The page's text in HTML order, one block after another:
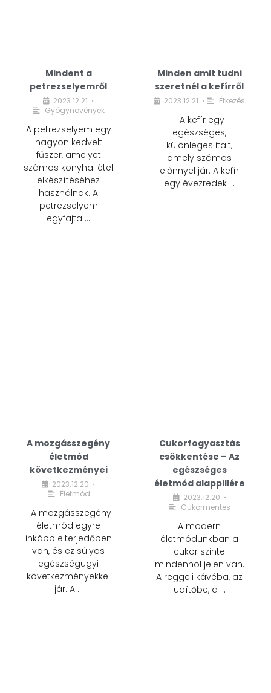
Mindent a
petrezselyemről
2023.12.21. •
Gyógynövények
A petrezselyem egy
nagyon kedvelt
fűszer, amelyet
számos konyhai étel
elkészítéséhez
használnak. A
petrezselyem
egyfajta …
Minden amit tudni
szeretnél a kefírről
2023.12.21. • Étkezés
A kefír egy
egészséges,
különleges italt,
amely számos
előnnyel jár. A kefír
egy évezredek …
A mozgásszegény
életmód
következményei
2023.12.20. •
Életmód
A mozgásszegény
életmód egyre
inkább elterjedőben
van, és ez súlyos
egészségügyi
következményekkel
jár. A …
Cukorfogyasztás
csökkentése – Az
egészséges
életmód alappillére
2023.12.20. •
Cukormentes
A modern
életmódunkban a
cukor szinte
mindenhol jelen van.
A reggeli kávéba, az
üdítőbe, a …